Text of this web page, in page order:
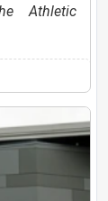
Athletic